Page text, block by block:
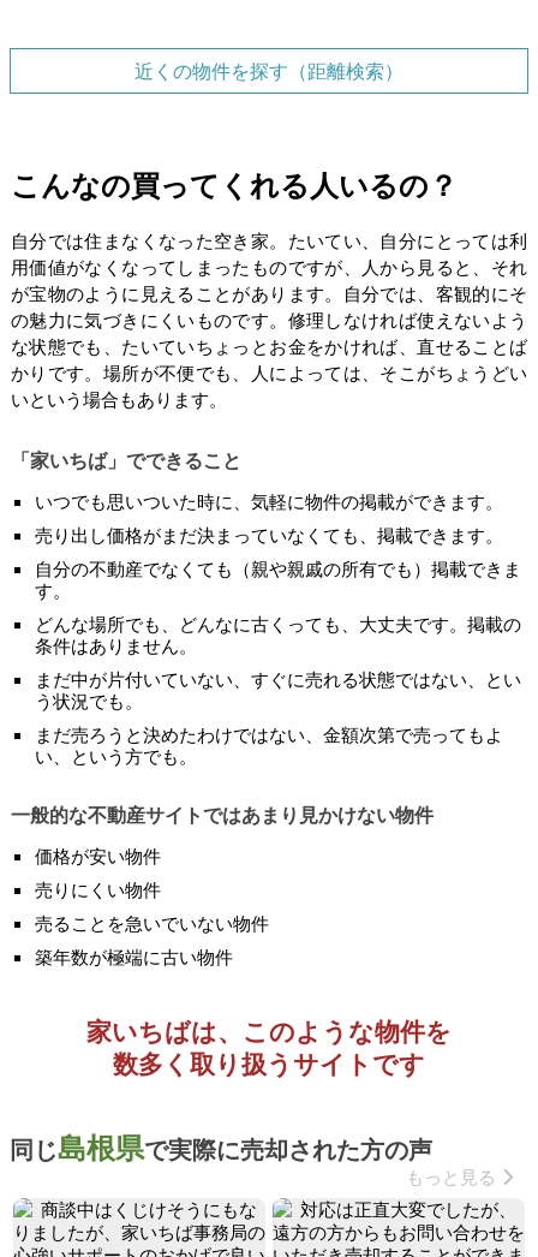
近くの物件を探す（距離検索）
こんなの買ってくれる人いるの？
自分では住まなくなった空き家。たいてい、自分にとっては利
用価値がなくなってしまったものですが、人から見ると、それ
が宝物のように見えることがあります。自分では、客観的にそ
の魅力に気づきにくいものです。修理しなければ使えないよう
な状態でも、たいていちょっとお金をかければ、直せることば
かりです。場所が不便でも、人によっては、そこがちょうどい
いという場合もあります。
「家いちば」でできること
いつでも思いついた時に、気軽に物件の掲載ができます。
売り出し価格がまだ決まっていなくても、掲載できます。
自分の不動産でなくても（親や親戚の所有でも）掲載できま
す。
どんな場所でも、どんなに古くっても、大丈夫です。掲載の
条件はありません。
まだ中が片付いていない、すぐに売れる状態ではない、とい
う状況でも。
まだ売ろうと決めたわけではない、金額次第で売ってもよ
い、という方でも。
一般的な不動産サイトではあまり見かけない物件
価格が安い物件
売りにくい物件
売ることを急いでいない物件
築年数が極端に古い物件
家いちばは、このような物件を
数多く取り扱うサイトです
同じ島根県で実際に売却された方の声
もっと見る